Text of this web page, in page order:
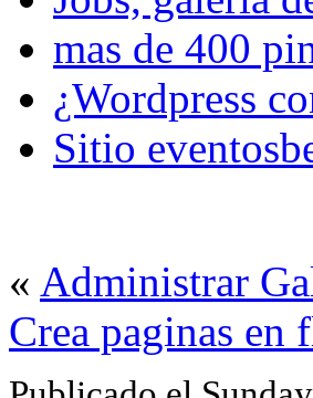
mas de 400
¿Wordpress
Sitio
« Administrar
Crea paginas en